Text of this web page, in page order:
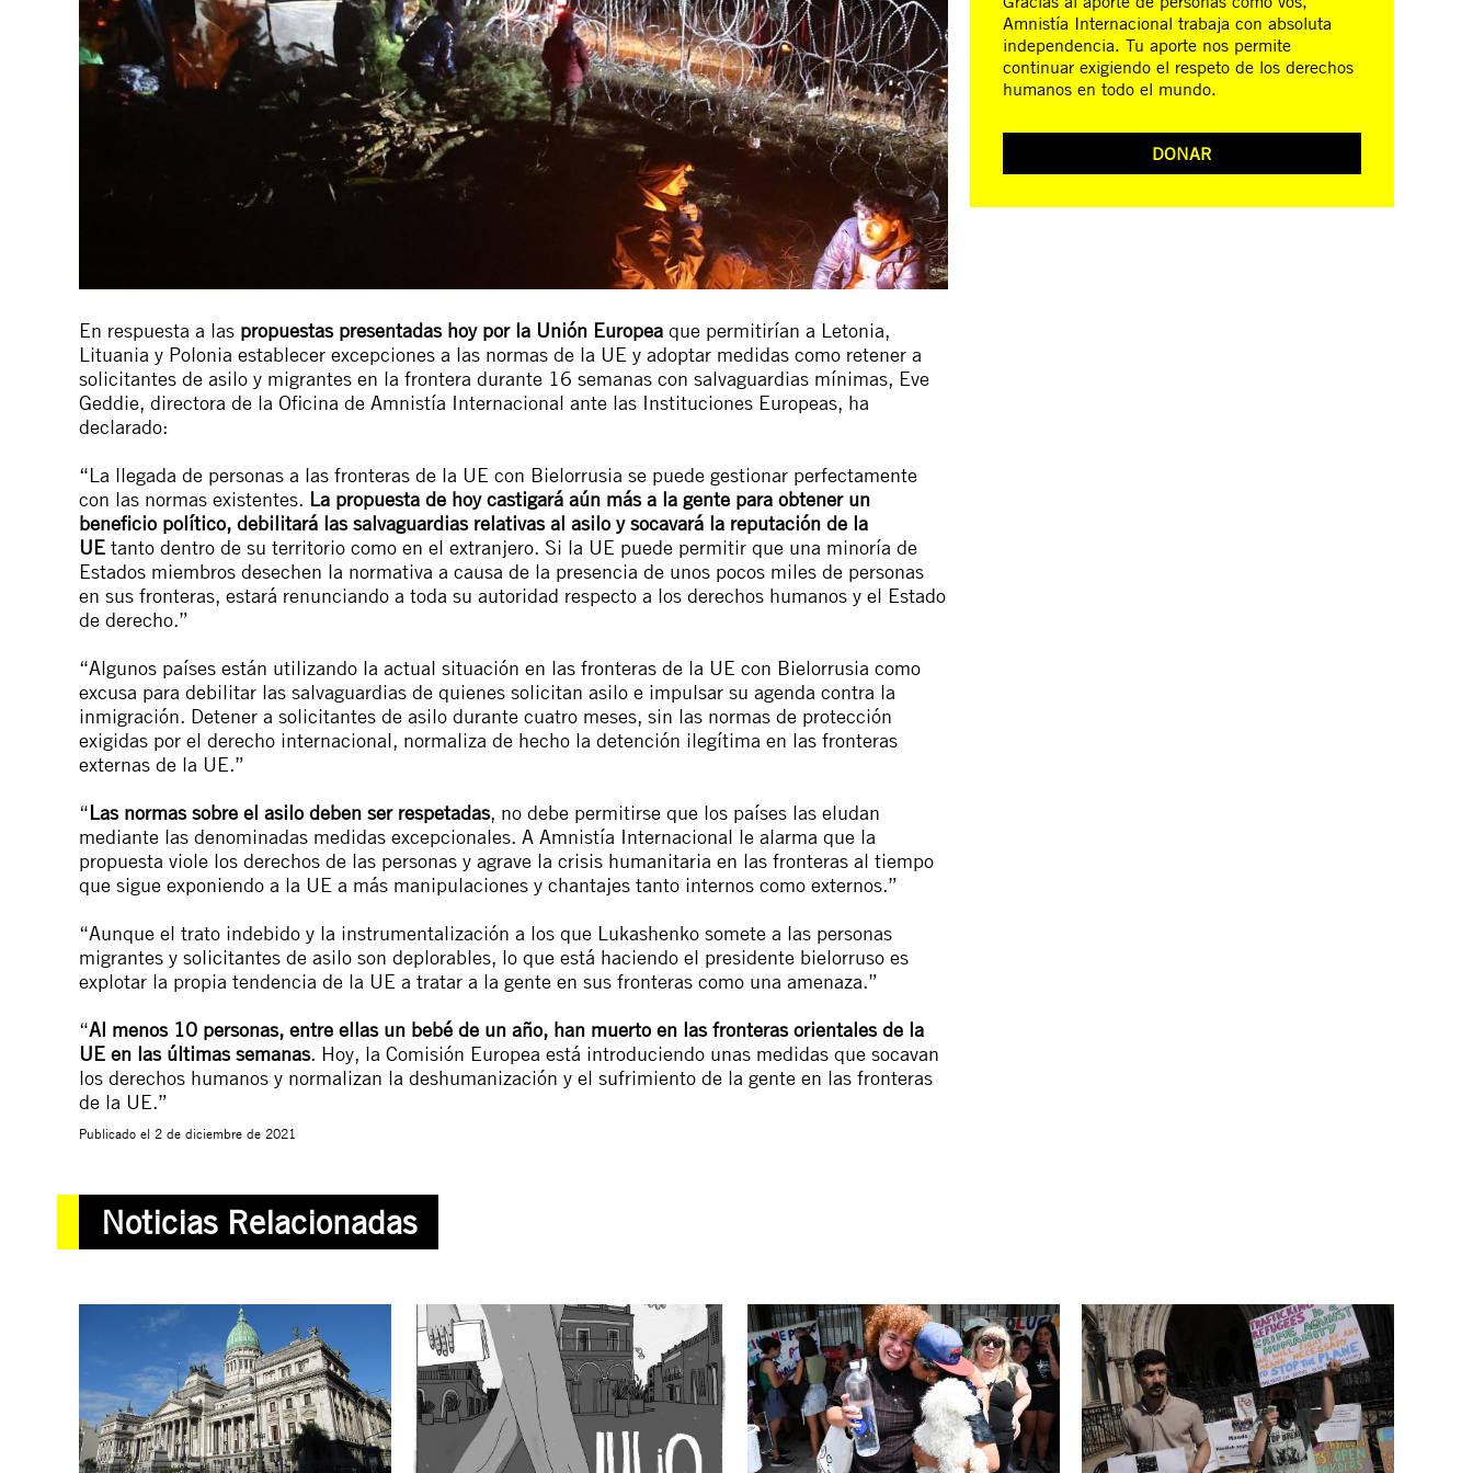
En respuesta a las propuestas presentadas hoy por la Unión Europea que permitirían a Letonia,
Lituania y Polonia establecer excepciones a las normas de la UE y adoptar medidas como retener a
solicitantes de asilo y migrantes en la frontera durante 16 semanas con salvaguardias mínimas, Eve
Geddie, directora de la Oficina de Amnistía Internacional ante las Instituciones Europeas, ha
declarado:
“La llegada de personas a las fronteras de la UE con Bielorrusia se puede gestionar perfectamente
con las normas existentes. La propuesta de hoycastigará aún más a la gente para obtener un
beneficio político, debilitará las salvaguardias relativas al asilo y socavará la reputación de la
UE tanto dentro de su territorio como en el extranjero. Si la UE puede permitir que una minoría de
Estados miembros desechen la normativa a causa de la presencia de unos pocos miles de personas
en sus fronteras, estará renunciando a toda su autoridad respecto a los derechos humanos y el Estado
de derecho.”
“Algunos países están utilizando la actual situación en las fronteras de la UE con Bielorrusia como
excusa para debilitar las salvaguardias de quienes solicitan asilo e impulsar su agenda contra la
inmigración. Detener a solicitantes de asilo durante cuatro meses, sin las normas de protección
exigidas por el derecho internacional, normaliza de hecho la detención ilegítima en las fronteras
externas de la UE.”
“Las normas sobre el asilo deben ser respetadas, no debe permitirse que los países las eludan
mediante las denominadas medidas excepcionales. A Amnistía Internacional le alarma que la
propuesta viole los derechos de las personas y agrave la crisis humanitaria en las fronteras al tiempo
que sigue exponiendo a la UE a más manipulaciones y chantajes tanto internos como externos.”
“Aunque el trato indebido y la instrumentalización a los que Lukashenko somete a las personas
migrantes y solicitantes de asilo son deplorables, lo que está haciendo el presidente bielorruso es
explotar la propia tendencia de la UE a tratar a la gente en sus fronteras como una amenaza.”
“Al menos 10 personas, entre ellas un bebé de un año, han muerto en las fronteras orientales de la
UE en las últimas semanas. Hoy, la Comisión Europea está introduciendo unas medidas que socavan
los derechos humanos y normalizan la deshumanización y el sufrimiento de la gente en las fronteras
de la UE.”
Publicado el 2 de diciembre de 2021
Amnistía Internacional trabaja con absoluta
independencia. Tu aporte nos permite
continuar exigiendo el respeto de los derechos
humanos en todo el mundo.
DONAR
Noticias Relacionadas